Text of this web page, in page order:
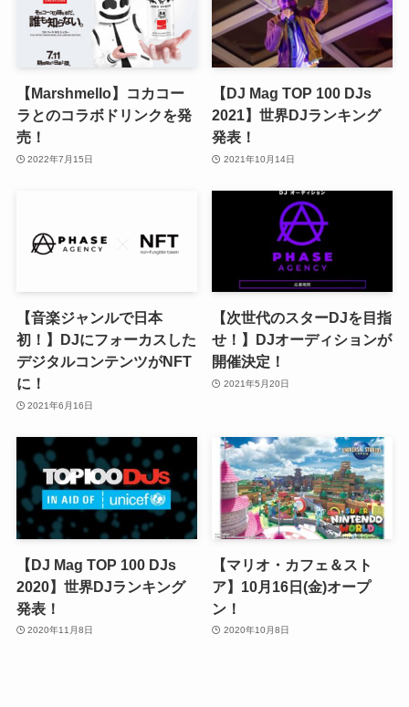
【Marshmello】コカコー
ラとのコラボドリンクを発
売！
2022年7月15日
【DJ Mag TOP 100 DJs
2021】世界DJランキング
発表！
2021年10月14日
【音楽ジャンルで日本
初！】DJにフォーカスした
デジタルコンテンツがNFT
に！
2021年6月16日
【次世代のスターDJを目指
せ！】DJオーディションが
開催決定！
2021年5月20日
【DJ Mag TOP 100 DJs
2020】世界DJランキング
発表！
2020年11月8日
【マリオ・カフェ＆スト
ア】10月16日(金)オープ
ン！
2020年10月8日